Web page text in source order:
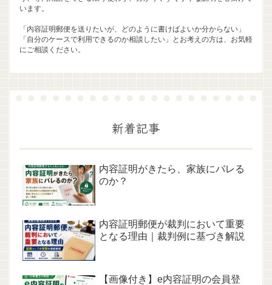
います。
「内容証明郵便を送りたいが、どのように書けばよいか分からない」
「自分のケースで利用できるのか相談したい」とお考えの方は、お気軽
にご相談ください。
新着記事
内容証明がきたら、家族にバレる
のか？
内容証明郵便が裁判において重要
となる理由｜裁判例に基づき解説
【画像付き】e内容証明の会員登